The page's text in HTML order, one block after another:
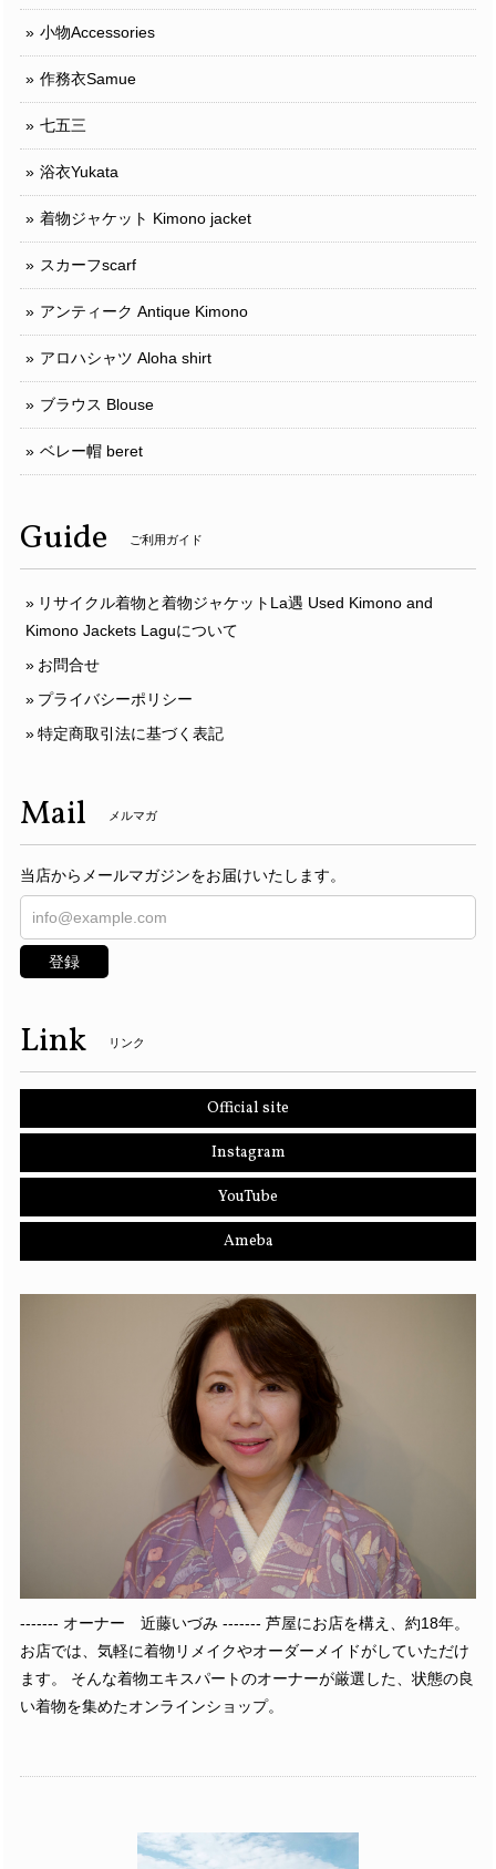
小物Accessories
作務衣Samue
七五三
浴衣Yukata
着物ジャケット Kimono jacket
スカーフscarf
アンティーク Antique Kimono
アロハシャツ Aloha shirt
ブラウス Blouse
ベレー帽 beret
Guide ご利用ガイド
リサイクル着物と着物ジャケットLa遇 Used Kimono and
Kimono Jackets Laguについて
お問合せ
プライバシーポリシー
特定商取引法に基づく表記
Mail メルマガ
当店からメールマガジンをお届けいたします。
登録
Link リンク
Official site
Instagram
YouTube
Ameba
------- オーナー 近藤いづみ ------- 芦屋にお店を構え、約18年。
お店では、気軽に着物リメイクやオーダーメイドがしていただけ
ます。 そんな着物エキスパートのオーナーが厳選した、状態の良
い着物を集めたオンラインショップ。